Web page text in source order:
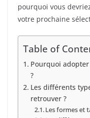
pourquoi vous
votre prochaine
Table of
Pourquoi
?
Les différents
retrouver ?
Les formes et